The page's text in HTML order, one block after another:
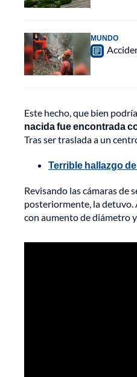
MUNDO
Este hecho, que bien
nacida fue encontrada
Tras ser traslada a un
Terrible hallazgo
Revisando las cámaras de
posteriormente, la detuvo.
con aumento de diámetro